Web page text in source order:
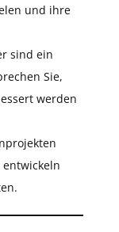
und ihre
sind ein
Sie,
werden